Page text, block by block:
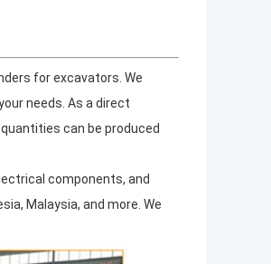
for excavators. We
needs. As a direct
can be produced
components, and
Malaysia, and more. We